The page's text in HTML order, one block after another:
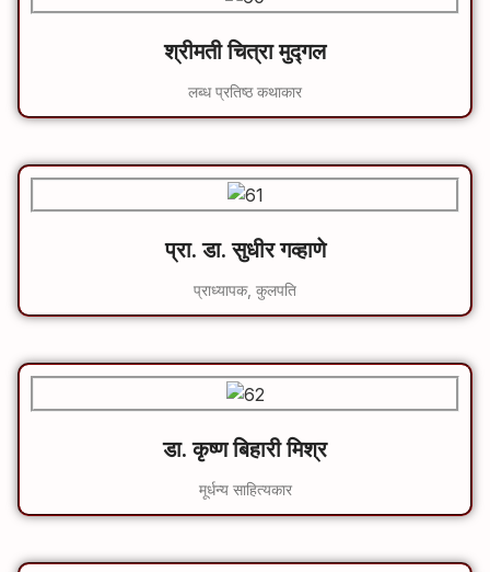
श्रीमती चित्रा मुद्गल
लब्ध प्रतिष्ठ कथाकार
प्रा. डा. सुधीर गव्हाणे
प्राध्यापक, कुलपति
डा. कृष्ण बिहारी मिश्र
मूर्धन्य साहित्यकार